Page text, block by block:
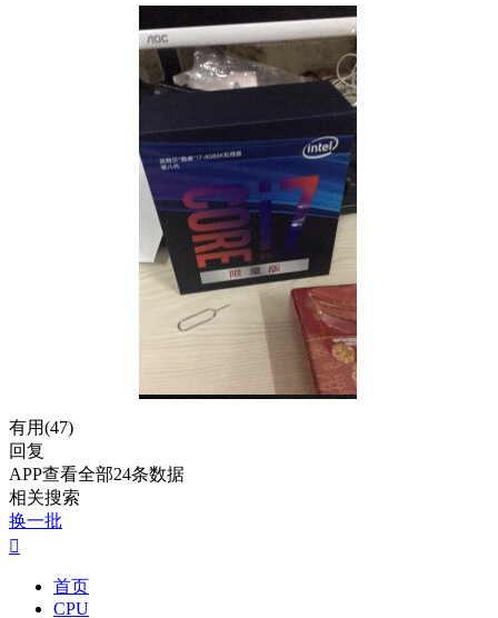
有用(47)
回复
APP查看全部24条数据
相关搜索
换一批

首页
CPU